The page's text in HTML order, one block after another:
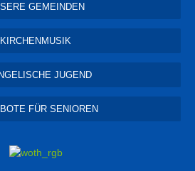
GEMEINDEN
KIRCHENMUSIK
JUGEND
FÜR SENIOREN